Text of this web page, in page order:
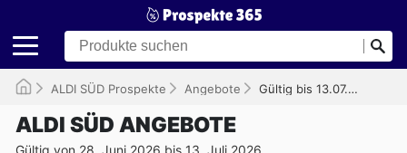
ALDI SÜD Prospekte Angebote Gültig bis 13.07.2026
ALDI SÜD ANGEBOTE
Gültig von 28. Juni 2026 bis 13. Juli 2026